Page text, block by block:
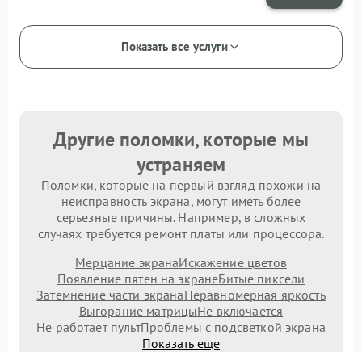
Показать все услуги
Другие поломки, которые мы
устраняем
Поломки, которые на первый взгляд похожи на
неисправность экрана, могут иметь более
серьезные причины. Например, в сложных
случаях требуется ремонт платы или процессора.
Мерцание экранаИскажение цветов
Появление пятен на экранеБитые пиксели
Затемнение части экранаНеравномерная яркость
Выгорание матрицыНе включается
Не работает пультПроблемы с подсветкой экрана
Показать еще